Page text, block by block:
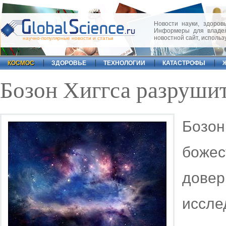
научно-популярные новости и статьи
Новости науки,
Информеры для
новостной сайт,
КОСМОС ЗДОРОВЬЕ ТЕХНОЛОГИИ КАТАСТРОФЫ
Бозон Хиггса